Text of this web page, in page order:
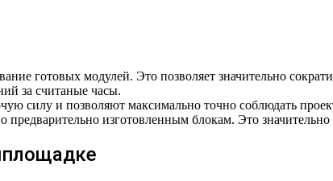
готовых модулей. Это позволяет значительно
за считаные часы.
силу и позволяют максимально точно соблюдать
изготовленным блокам. Это